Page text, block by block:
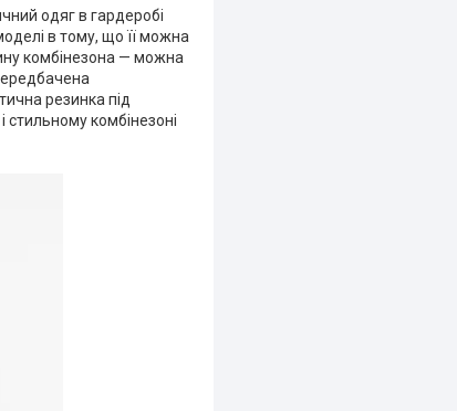
одяг в гардеробі
в тому, що її можна
комбінезона — можна
резинка під
стильному комбінезоні